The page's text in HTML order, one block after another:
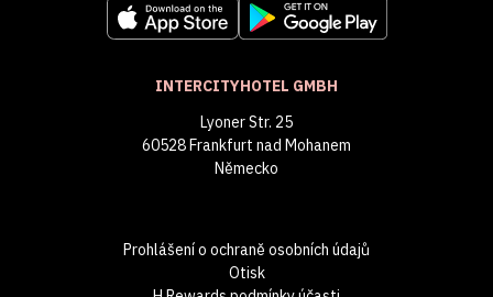
INTERCITYHOTEL GMBH
Lyoner Str. 25
60528 Frankfurt nad Mohanem
Německo
Prohlášení o ochraně osobních údajů
Otisk